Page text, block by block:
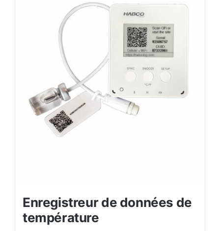
Enregistreur de données de
température